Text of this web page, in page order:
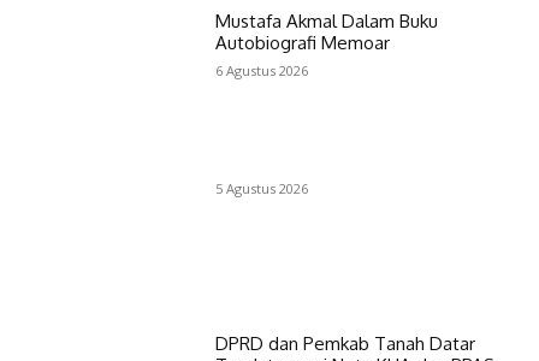
Mustafa Akmal Dalam Buku
Autobiografi Memoar
6 Agustus 2026
5 Agustus 2026
DPRD dan Pemkab Tanah Datar